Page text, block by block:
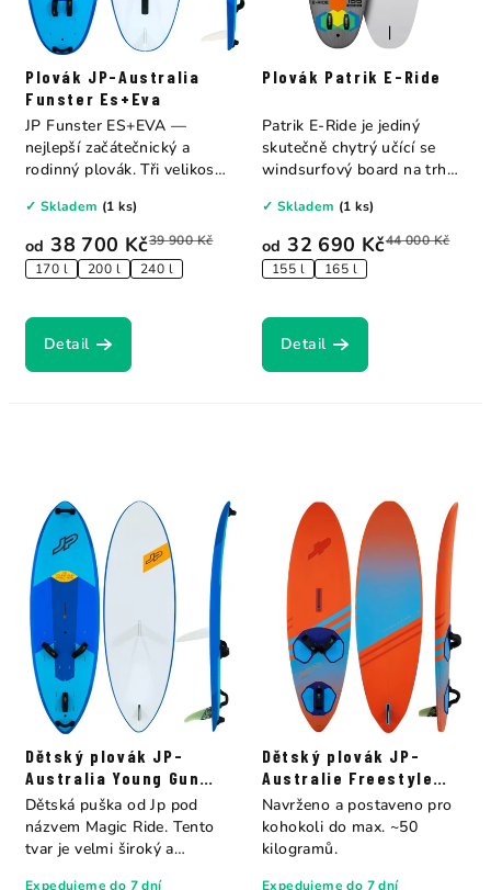
Plovák JP-Australia
Funster Es+Eva
od 38 700 Kč39 900 Kč
170 l 200 l 240 l
✓ Skladem (1 ks)
Detail
JP Funster ES+EVA —
nejlepší začátečnický a
rodinný plovák. Tři velikosti:
Plovák Patrik E-Ride
od 32 690 Kč44 000 Kč
155 l 165 l
✓ Skladem (1 ks)
Detail
Patrik E-Ride je jediný
skutečně chytrý učící se
windsurfový board na trhu
Dětský plovák JP-
Australia Young Gun
Magic Ride Es+Eva
Expedujeme do 7 dní
Dětská puška od Jp pod
názvem Magic Ride. Tento
tvar je velmi široký a
Dětský plovák JP-
Australie Freestyle
Young Gun
Expedujeme do 7 dní
Navrženo a postaveno pro
kohokoli do max. ~50
kilogramů.